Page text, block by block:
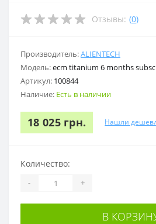
Отзывы: (0)
Производитель:ALIENTECH
Модель:ecm titanium 6 months
Артикул: 100844
Наличие: Есть в наличии
18 025 грн. Нашли
Количество:
- +
В